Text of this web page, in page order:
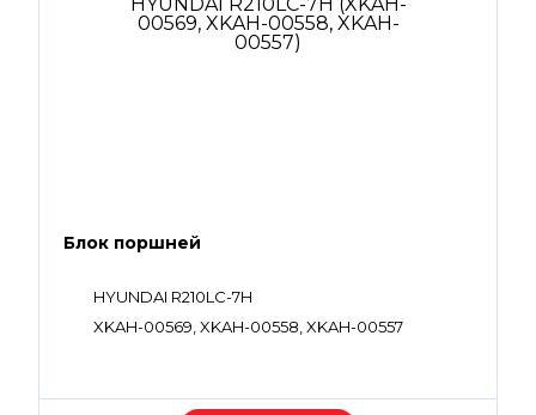
Блок поршней
HYUNDAI R210LC-7H
XKAH-00569, XKAH-00558, XKAH-00557